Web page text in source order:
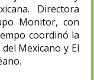
Directora
Monitor, con
coordinó la
Mexicano y El